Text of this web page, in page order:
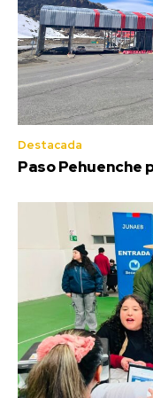
Destacada
Paso Pehuenche